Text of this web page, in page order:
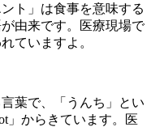
ト」は食事を意味する
由来です。医療現場で
ていますよ。
葉で、「うんち」とい
」からきています。医